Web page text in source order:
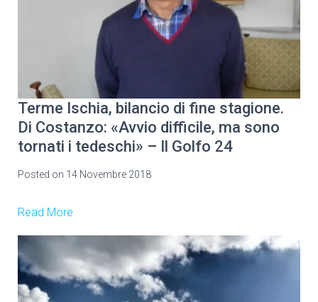
Terme Ischia, bilancio di fine stagione.
Di Costanzo: «Avvio difficile, ma sono
tornati i tedeschi» – Il Golfo 24
Posted on 14 Novembre 2018
Read More